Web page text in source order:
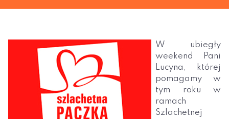
W ubiegły
weekend Pani
Lucyna, której
pomagamy w
tym roku w
ramach
Szlachetnej